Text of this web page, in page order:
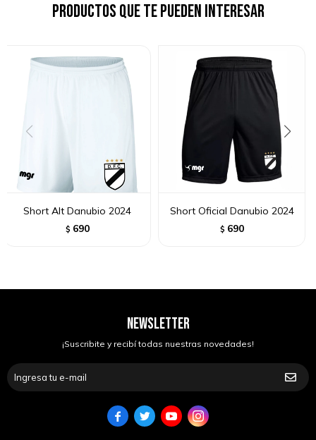
Productos que te pueden interesar
Short Alt Danubio 2024
$ 690
Short Oficial Danubio 2024
$ 690
NEWSLETTER
¡Suscribite y recibí todas nuestras novedades!
   